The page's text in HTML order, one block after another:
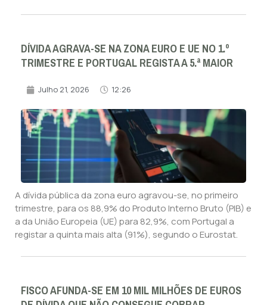
DÍVIDA AGRAVA-SE NA ZONA EURO E UE NO 1.º
TRIMESTRE E PORTUGAL REGISTA A 5.ª MAIOR
Julho 21, 2026 12:26
A dívida pública da zona euro agravou-se, no primeiro
trimestre, para os 88,9% do Produto Interno Bruto (PIB) e
a da União Europeia (UE) para 82,9%, com Portugal a
registar a quinta mais alta (91%), segundo o Eurostat.
FISCO AFUNDA-SE EM 10 MIL MILHÕES DE EUROS